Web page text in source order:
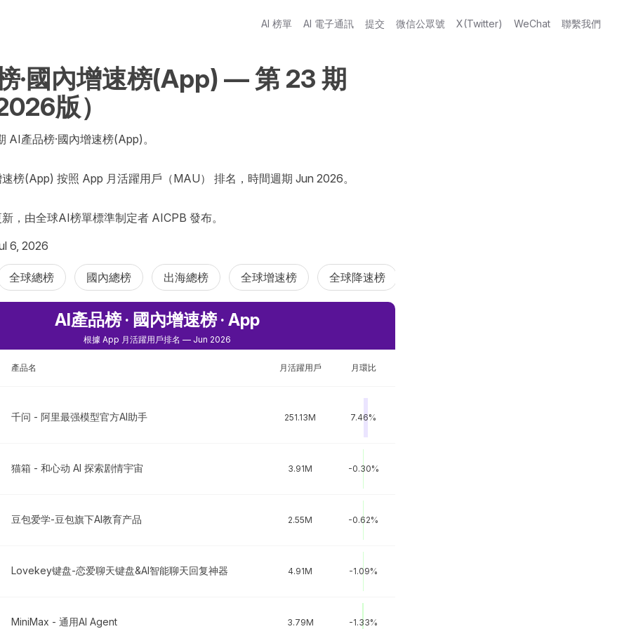
AI 榜單 AI 電子通訊 提交 微信公眾號 X(Twitter) WeChat 聯繫我們
·國內增速榜(App) — 第 23 期
版）
AI產品榜·國內增速榜(App)。
榜(App) 按照 App 月活躍用戶（MAU） 排名，時間週期 Jun 2026。
，由全球AI榜單標準制定者 AICPB 發布。
6, 2026
全球總榜 國內總榜 出海總榜 全球增速榜 全球降速榜
AI產品榜 · 國內增速榜 · App
根據 App 月活躍用戶排名 — Jun 2026
產品名 月活躍用戶 月環比
千问 - 阿里最强模型官方AI助手 251.13M 7.46%
猫箱 - 和心动 AI 探索剧情宇宙 3.91M -0.30%
豆包爱学-豆包旗下AI教育产品 2.55M -0.62%
Lovekey键盘-恋爱聊天键盘&AI智能聊天回复神器 4.91M -1.09%
MiniMax - 通用AI Agent 3.79M -1.33%